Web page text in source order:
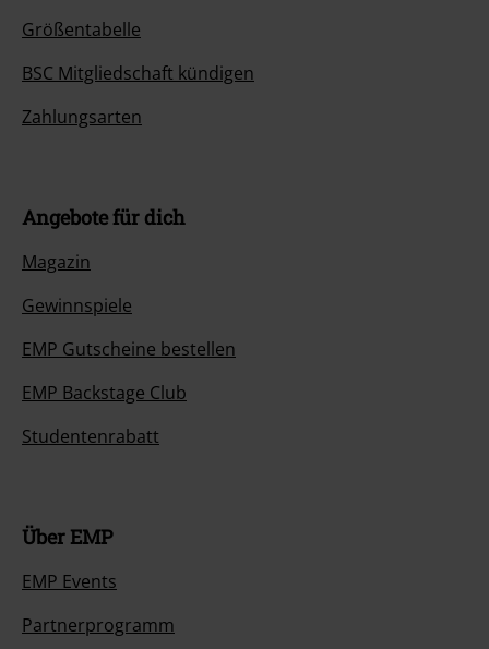
Größentabelle
BSC Mitgliedschaft kündigen
Zahlungsarten
Angebote für dich
Magazin
Gewinnspiele
EMP Gutscheine bestellen
EMP Backstage Club
Studentenrabatt
Über EMP
EMP Events
Partnerprogramm